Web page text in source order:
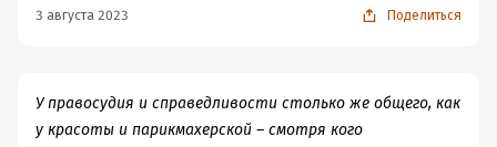
3 августа 2023 Поделиться
У правосудия и справедливости столько же общего, как
у красоты и парикмахерской – смотря кого